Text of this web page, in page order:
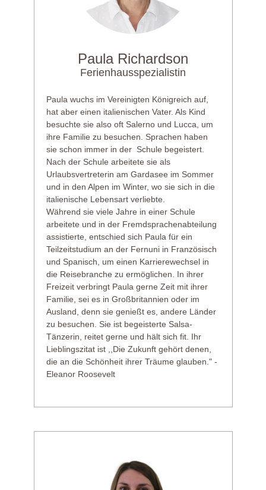
Paula Richardson
Ferienhausspezialistin
Paula wuchs im Vereinigten Königreich auf,
hat aber einen italienischen Vater. Als Kind
besuchte sie also oft Salerno und Lucca, um
ihre Familie zu besuchen. Sprachen haben
sie schon immer in der Schule begeistert.
Nach der Schule arbeitete sie als
Urlaubsvertreterin am Gardasee im Sommer
und in den Alpen im Winter, wo sie sich in die
italienische Lebensart verliebte.
Während sie viele Jahre in einer Schule
arbeitete und in der Fremdsprachenabteilung
assistierte, entschied sich Paula für ein
Teilzeitstudium an der Fernuni in Französisch
und Spanisch, um einen Karrierewechsel in
die Reisebranche zu ermöglichen. In ihrer
Freizeit verbringt Paula gerne Zeit mit ihrer
Familie, sei es in Großbritannien oder im
Ausland, denn sie genießt es, andere Länder
zu besuchen. Sie ist begeisterte Salsa-
Tänzerin, reitet gerne und hält sich fit. Ihr
Lieblingszitat ist ,,Die Zukunft gehört denen,
die an die Schönheit ihrer Träume glauben." -
Eleanor Roosevelt